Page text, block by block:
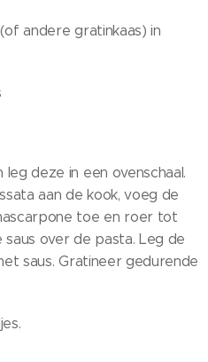
andere gratinkaas) in
deze in een ovenschaal.
aan de kook, voeg de
toe en roer tot
saus over de pasta. Leg de
saus. Gratineer gedurende